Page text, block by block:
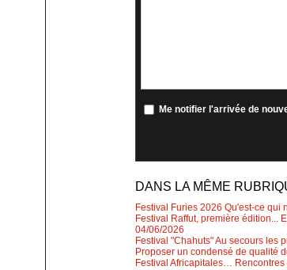
Me notifier l'arrivée de
DANS LA MÊME
Festival Furies 2026 Qu'est-ce
Festival Raffut, première édition...
04/06/2026
Festival "Chahuts" Au secours les
Proposer un condensé de qualité
Festival Africapitales…